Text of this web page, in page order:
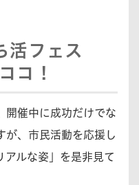
活フェス
コ！
開催中に成功だけでな
が、市民活動を応援し
アルな姿」を是非見て